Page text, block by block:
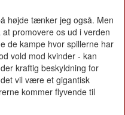
højde tænker jeg også. Men
promovere os ud i verden
de kampe hvor spillerne har
vold mod kvinder - kan
kraftig beskyldning for
vil være et gigantisk
kommer flyvende til